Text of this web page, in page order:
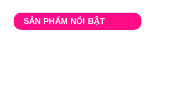
SẢN PHẨM NỔI BẬT